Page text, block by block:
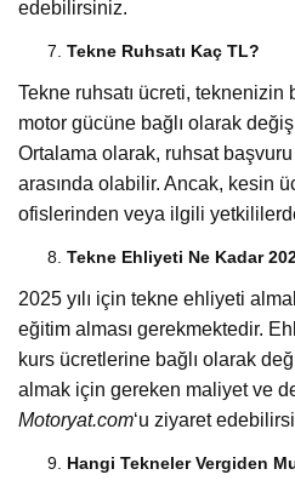
edebilirsiniz.
Tekne Ruhsatı Kaç TL?
Tekne ruhsatı ücreti,
motor gücüne bağlı olarak
Ortalama olarak, ruhsat
arasında olabilir. Ancak, kesin
ofislerinden veya ilgili
Tekne Ehliyeti Ne Kadar
2025 yılı için tekne ehliyeti
eğitim alması gerekmektedir.
kurs ücretlerine bağlı olarak
almak için gereken maliyet ve
Motoryat.com‘u ziyaret
Hangi Tekneler Vergiden